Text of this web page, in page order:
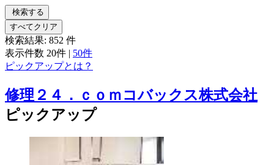
検索する
すべてクリア
検索結果: 852 件
表示件数 20件 | 50件
ピックアップとは？
修理２４．ｃｏｍコバックス株式会社
ピックアップ